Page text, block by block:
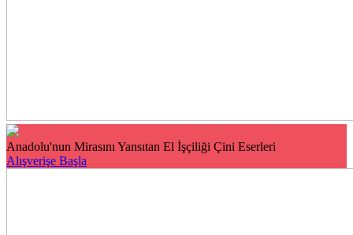
Anadolu'nun Mirasını Yansıtan El İşçiliği Çini Eserleri
Alışverişe Başla